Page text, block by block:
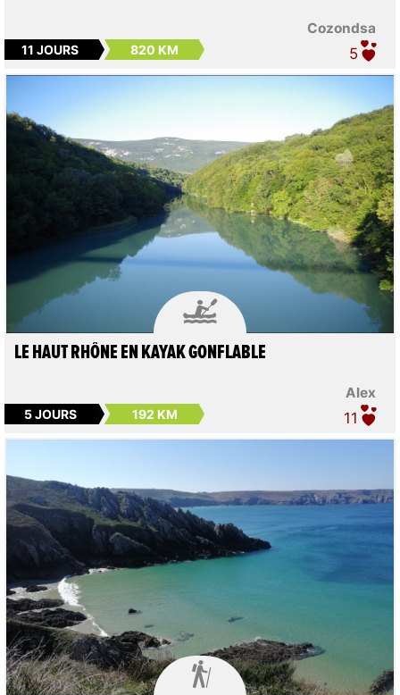
Cozondsa
11 JOURS 820 KM 5

Alex
LE HAUT RHÔNE EN KAYAK GONFLABLE
5 JOURS 192 KM 11
